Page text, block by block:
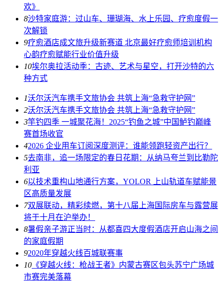
欢》
8沙特家庭游：过山车、珊瑚海、水上乐园、疗愈度假一
次解锁
9疗愈酒店成文旅升级新赛道 北京最好疗愈师培训机构
心韵疗愈赋能行业价值升级
10埃尔奥拉活动季：古迹、艺术与星空，打开沙特的六
种方式
1​沃尔沃汽车携手文旅协会 共筑上海“急救守护网”
2​沃尔沃汽车携手文旅协会 共筑上海“急救守护网”
3竿钓四季 一城聚花海！2025“钓鱼之城”中国鲈钓巅峰
赛首场收官
42026 企业用车订阅深度测评：谁能领跑轻资产出行？
5去南非，追一场限定的春日花期：从纳马夸兰到比勒陀
利亚
6以技术重构山地通行方案，YOLOR 上山轨道车赋能景
区高质量发展
7双展联动，精彩续燃，第十八届上海国际房车与露营展
将于十月在沪举办！
8暑假亲子游正当时：从都喜四大度假酒店开启山海之间
的家庭假期
92020年穿越火线百城联赛事
10 《穿越火线：枪战王者》内蒙古赛区包头苏宁广场城
市赛完美落幕